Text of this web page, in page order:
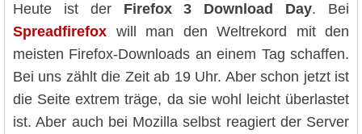
Heute ist der Firefox 3 Download Day. Bei
Spreadfirefox will man den Weltrekord mit den
meisten Firefox-Downloads an einem Tag schaffen.
Bei uns zählt die Zeit ab 19 Uhr. Aber schon jetzt ist
die Seite extrem träge, da sie wohl leicht überlastet
ist. Aber auch bei Mozilla selbst reagiert der Server